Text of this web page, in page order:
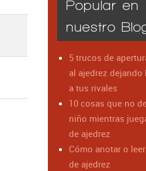
Popular en
nuestro
5 trucos de
al ajedrez
a tus rivales
10 cosas que no
niño mientras
de ajedrez
Cómo anotar o
de ajedrez